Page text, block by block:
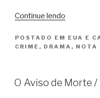
Continue lendo
2
/
POSTADO EM EUA E
CRIME , DRAMA , NOTA
O Aviso de Morte